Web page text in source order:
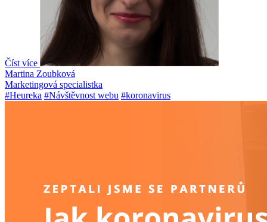
Číst více
Martina Zoubková
Marketingová specialistka
#Heureka #Návštěvnost webu #koronavirus